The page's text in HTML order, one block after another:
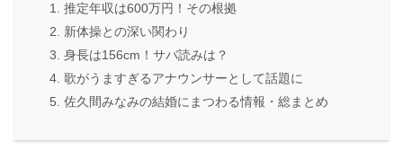
推定年収は600万円！その根拠
新体操との深い関わり
身長は156cm！サバ読みは？
歌がうますぎるアナウンサーとして話題に
佐久間みなみの結婚にまつわる情報・総まとめ